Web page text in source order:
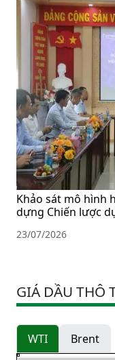
Khảo sát mô hình
dựng Chiến lược
23/07/2026
GIÁ DẦU THÔ
WTI Brent